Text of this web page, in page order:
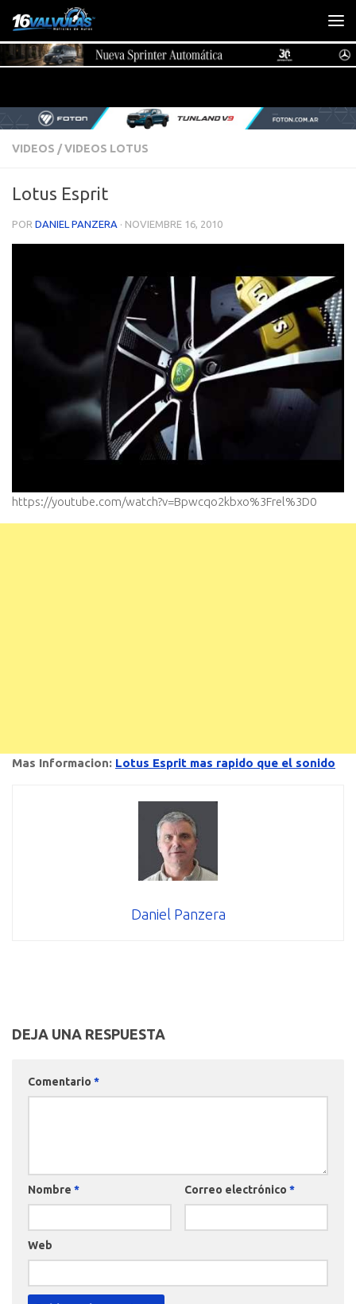
Saltar al contenido
VIDEOS /VIDEOS LOTUS
Lotus Esprit
POR DANIEL PANZERA · NOVIEMBRE 16, 2010
https://youtube.com/watch?v=Bpwcqo2kbxo%3Frel%3D0
Mas Informacion: Lotus Esprit mas rapido que el sonido
Daniel Panzera
DEJA UNA RESPUESTA
Comentario *
Nombre * Correo electrónico *
Web